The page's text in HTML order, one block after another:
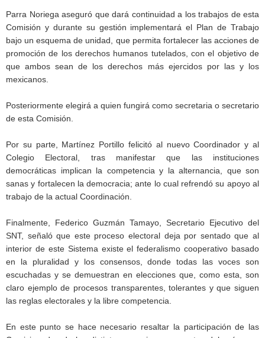
Parra Noriega aseguró que dará continuidad a los trabajos de esta
Comisión y durante su gestión implementará el Plan de Trabajo
bajo un esquema de unidad, que permita fortalecer las acciones de
promoción de los derechos humanos tutelados, con el objetivo de
que ambos sean de los derechos más ejercidos por las y los
mexicanos.
Posteriormente elegirá a quien fungirá como secretaria o secretario
de esta Comisión.
Por su parte, Martínez Portillo felicitó al nuevo Coordinador y al
Colegio Electoral, tras manifestar que las instituciones
democráticas implican la competencia y la alternancia, que son
sanas y fortalecen la democracia; ante lo cual refrendó su apoyo al
trabajo de la actual Coordinación.
Finalmente, Federico Guzmán Tamayo, Secretario Ejecutivo del
SNT, señaló que este proceso electoral deja por sentado que al
interior de este Sistema existe el federalismo cooperativo basado
en la pluralidad y los consensos, donde todas las voces son
escuchadas y se demuestran en elecciones que, como esta, son
claro ejemplo de procesos transparentes, tolerantes y que siguen
las reglas electorales y la libre competencia.
En este punto se hace necesario resaltar la participación de las